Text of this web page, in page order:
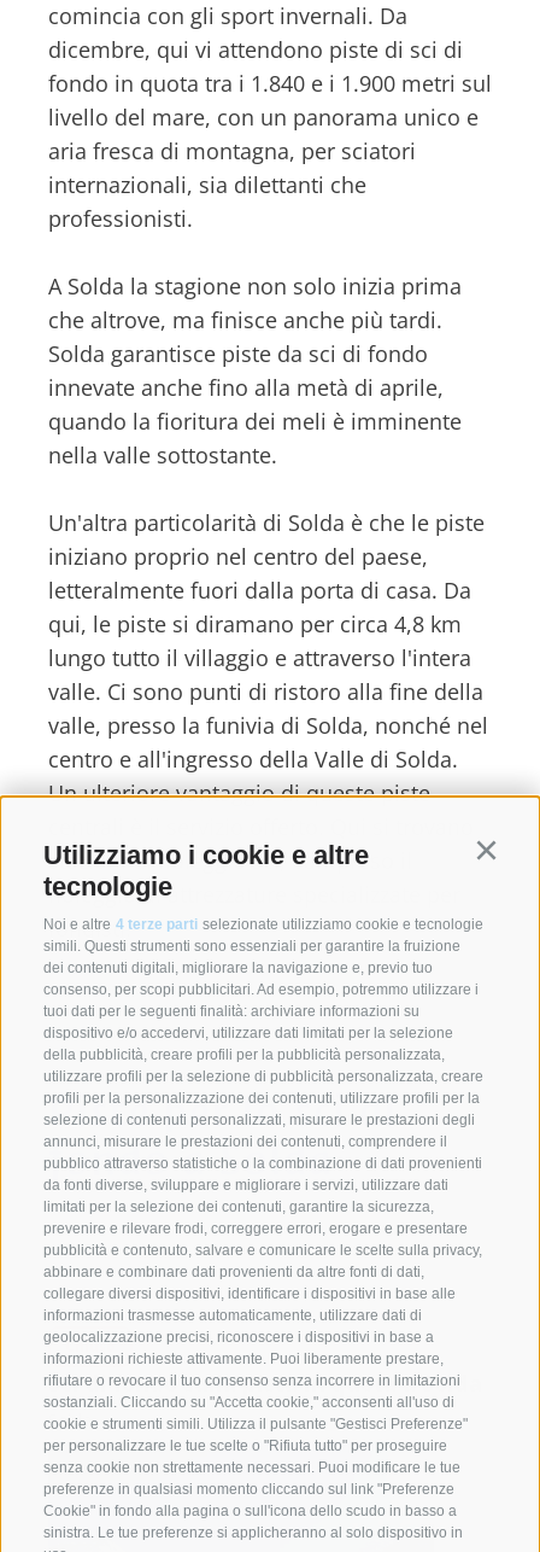
Utilizziamo i cookie e altre
tecnologie
Noi e altre 4 terze parti selezionate utilizziamo cookie e tecnologie
simili. Questi strumenti sono essenziali per garantire la fruizione
dei contenuti digitali, migliorare la navigazione e, previo tuo
consenso, per scopi pubblicitari. Ad esempio, potremmo utilizzare i
tuoi dati per le seguenti finalità: archiviare informazioni su
dispositivo e/o accedervi, utilizzare dati limitati per la selezione
della pubblicità, creare profili per la pubblicità personalizzata,
utilizzare profili per la selezione di pubblicità personalizzata, creare
profili per la personalizzazione dei contenuti, utilizzare profili per la
selezione di contenuti personalizzati, misurare le prestazioni degli
annunci, misurare le prestazioni dei contenuti, comprendere il
pubblico attraverso statistiche o la combinazione di dati provenienti
da fonti diverse, sviluppare e migliorare i servizi, utilizzare dati
limitati per la selezione dei contenuti, garantire la sicurezza,
prevenire e rilevare frodi, correggere errori, erogare e presentare
pubblicità e contenuto, salvare e comunicare le scelte sulla privacy,
abbinare e combinare dati provenienti da altre fonti di dati,
collegare diversi dispositivi, identificare i dispositivi in base alle
informazioni trasmesse automaticamente, utilizzare dati di
geolocalizzazione precisi, riconoscere i dispositivi in base a
informazioni richieste attivamente. Puoi liberamente prestare,
rifiutare o revocare il tuo consenso senza incorrere in limitazioni
sostanziali. Cliccando su "Accetta cookie," acconsenti all'uso di
cookie e strumenti simili. Utilizza il pulsante "Gestisci Preferenze"
per personalizzare le tue scelte o "Rifiuta tutto" per proseguire
senza cookie non strettamente necessari. Puoi modificare le tue
preferenze in qualsiasi momento cliccando sul link "Preferenze
Cookie" in fondo alla pagina o sull'icona dello scudo in basso a
sinistra. Le tue preferenze si applicheranno al solo dispositivo in
comincia con gli sport invernali. Da
dicembre, qui vi attendono piste di sci di
fondo in quota tra i 1.840 e i 1.900 metri sul
livello del mare, con un panorama unico e
aria fresca di montagna, per sciatori
internazionali, sia dilettanti che
professionisti.
A Solda la stagione non solo inizia prima
che altrove, ma finisce anche più tardi.
Solda garantisce piste da sci di fondo
innevate anche fino alla metà di aprile,
quando la fioritura dei meli è imminente
nella valle sottostante.
Un'altra particolarità di Solda è che le piste
iniziano proprio nel centro del paese,
letteralmente fuori dalla porta di casa. Da
qui, le piste si diramano per circa 4,8 km
lungo tutto il villaggio e attraverso l'intera
valle. Ci sono punti di ristoro alla fine della
valle, presso la funivia di Solda, nonché nel
centro e all'ingresso della Valle di Solda.
Un ulteriore vantaggio di queste piste
stazioni di noleggio sci, compreso il
noleggio di attrezzature specializzate per
fondisti.
Piste per lo sci di
fondo a Solda
Sci di fondo sulla pista in quota a Solda
Chiuso
Solda